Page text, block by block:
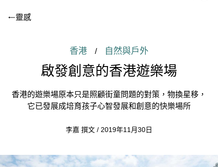
靈感
香港 / 自然與戶外
啟發創意的香港遊樂場
香港的遊樂場原本只是照顧街童問題的對策，物換星移，
它已發展成培育孩子心智發展和創意的快樂場所
李嘉 撰文 / 2019年11月30日